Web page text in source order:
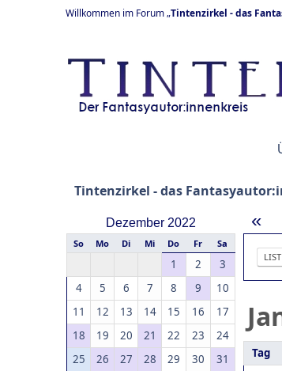
Willkommen im Forum „Tintenzirkel - das
Tintenzirkel - das
Dezember 2022
So Mo Di Mi Do Fr Sa
1 2
3
4
5 6 7 8 9
10
11
12 13 14 15 16
17
18
19 20 21 22 23
24
25
26 27 28 29 30 31
«
Tag